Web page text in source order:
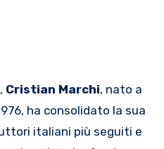
Cristian Marchi, nato a
ha consolidato la sua
italiani più seguiti e